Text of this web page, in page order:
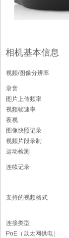
相机基本信息
视频/图像分辨率
录音
图片上传频率
视频帧速率
夜视
图像快照记录
视频片段录制
运动检测
连续记录
支持的视频格式
连接类型
PoE（以太网供电）